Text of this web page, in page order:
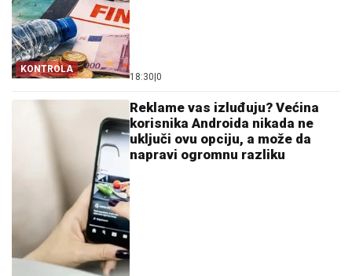
KONTROLA
18:30 0
Reklame vas izluđuju? Većina
korisnika Androida nikada ne
uključi ovu opciju, a može da
napravi ogromnu razliku